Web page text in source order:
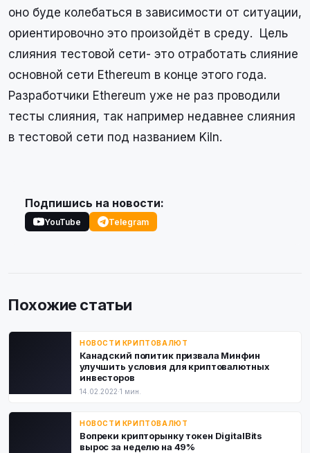
оно буде колебаться в зависимости от ситуации,
ориентировочно это произойдёт в среду. Цель
слияния тестовой сети- это отработать слияние
основной сети Ethereum в конце этого года.
Разработчики Ethereum уже не раз проводили
тесты слияния, так например недавнее слияния
в тестовой сети под названием Kiln.
Подпишись на новости:
YouTube Telegram
Похожие статьи
НОВОСТИ КРИПТОВАЛЮТ
Канадский политик призвала Минфин
улучшить условия для криптовалютных
инвесторов
14.02.2022·1 мин.
НОВОСТИ КРИПТОВАЛЮТ
Вопреки крипторынку токен DigitalBits
вырос за неделю на 49%